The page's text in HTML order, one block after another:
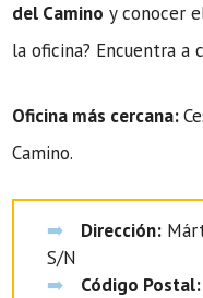
del Camino y conocer
la oficina? Encuentra a
Oficina más cercana:
Camino.
Dirección:
S/N
Código Postal: